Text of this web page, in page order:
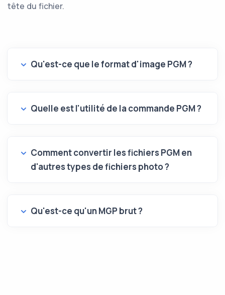
tête du fichier.
Qu'est-ce que le format d'image PGM ?
Quelle est l'utilité de la commande PGM ?
Comment convertir les fichiers PGM en
d'autres types de fichiers photo ?
Qu'est-ce qu'un MGP brut ?